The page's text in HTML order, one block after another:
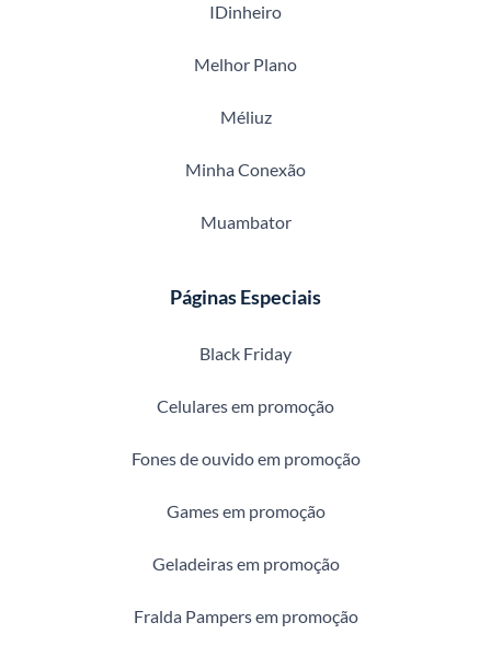
IDinheiro
Melhor Plano
Méliuz
Minha Conexão
Muambator
Páginas Especiais
Black Friday
Celulares em promoção
Fones de ouvido em promoção
Games em promoção
Geladeiras em promoção
Fralda Pampers em promoção